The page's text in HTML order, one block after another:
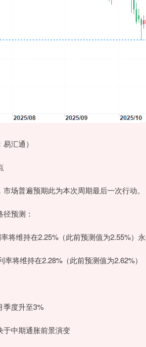
汇通）
普遍预期此为本次周期最后一次行动。
预测：
维持在2.25%（此前预测值为2.55%）
将维持在2.28%（此前预测值为2.62%）
度升至3%
中期通胀前景演变